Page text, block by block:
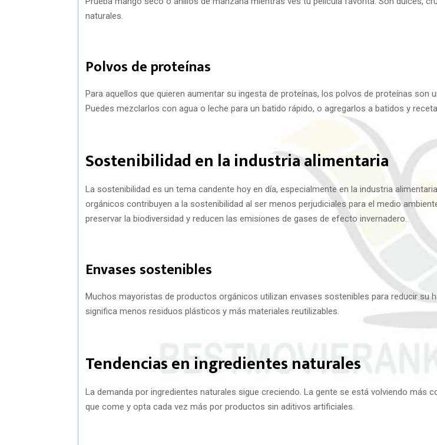
naturales.
Polvos de proteínas
Para aquellos que quieren aumentar su ingesta de proteínas, los polvos de proteínas son
Puedes mezclarlos con agua o leche para un batido rápido, o agregarlos a batidos y
Sostenibilidad en la industria alimentaria
La sostenibilidad es un tema candente hoy en día, especialmente en la industria
orgánicos contribuyen a la sostenibilidad al ser menos perjudiciales para el medio
preservar la biodiversidad y reducen las emisiones de gases de efecto invernadero.
Envases sostenibles
Muchos mayoristas de productos orgánicos utilizan envases sostenibles para reducir su
significa menos residuos plásticos y más materiales reutilizables.
Tendencias en ingredientes naturales
La demanda por ingredientes naturales sigue creciendo. La gente se está volviendo más
que come y opta cada vez más por productos sin aditivos artificiales.